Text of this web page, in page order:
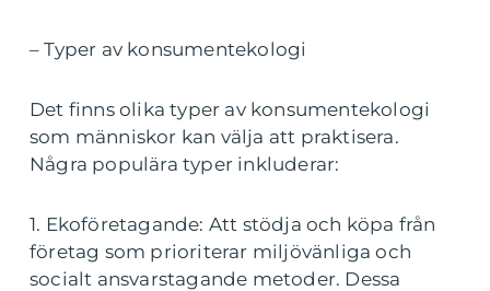
– Typer av konsumentekologi
Det finns olika typer av konsumentekologi
som människor kan välja att praktisera.
Några populära typer inkluderar:
1. Ekoföretagande: Att stödja och köpa från
företag som prioriterar miljövänliga och
socialt ansvarstagande metoder. Dessa